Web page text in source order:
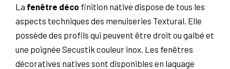
La fenêtre déco finition native dispose de tous les
aspects techniques des menuiseries Textural. Elle
possède des profils qui peuvent être droit ou galbé et
une poignée Secustik couleur inox. Les fenêtres
décoratives natives sont disponibles en laquage